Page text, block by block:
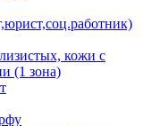
кожи с
(1 зона)